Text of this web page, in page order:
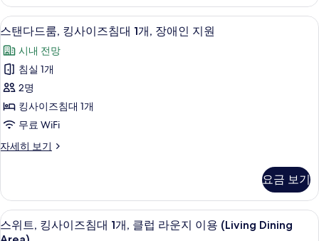
기
침
대
1
개
및
소
파
베
진
모
두
킹
사
즈
침
개
및
소
파
세
히
보
기
스
탠
다
드
룸,
킹
사
이
침
대
1
스탠다드룸, 킹사이즈침대 1개, 장애
7
스탠다드룸, 킹사이즈침대 1개, 장애인 지원
시내 전망
침실 1개
2명
킹사이즈침대 1개
무료 WiFi
자세히 보기
스
룸,
킹
사
이
요금 보기
스
위
스위트, 킹사이즈침대 1개, 클럽 라운
12
스위트, 킹사이즈침대 1개, 클럽 라운지 이용 (Living Dining